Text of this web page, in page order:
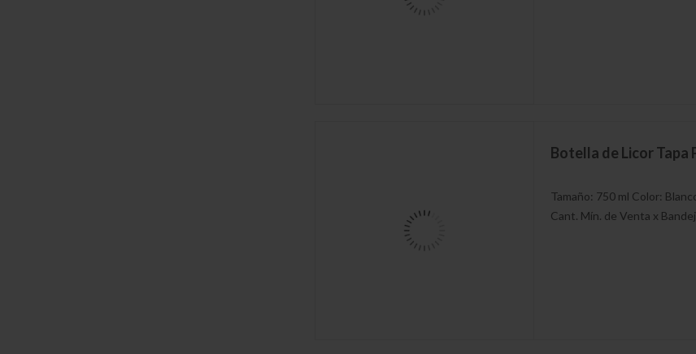
Botella de Licor Tapa
Tamaño: 750 ml Color:
Cant. Mín. de Venta x